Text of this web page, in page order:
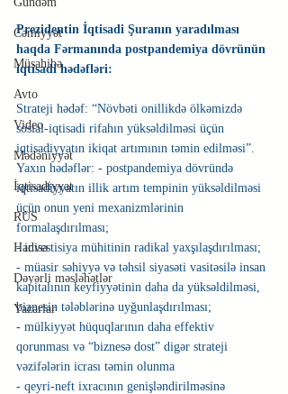
Cəmiyyət
Müsahibə
Avto
Video
Mədəniyyət
İqtisadiyyat
RUS
Hadisə
Dəyərli məsləhətlər
Yazarlar
Prezidentin İqtisadi Şuranın yaradılması
haqda Fərmanında postpandemiya dövrünün
iqtisadi hədəfləri:
Strateji hədəf: “Növbəti onillikdə ölkəmizdə
sosial-iqtisadi rifahın yüksəldilməsi üçün
iqtisadiyyatın ikiqat artımının təmin edilməsi”.
Yaxın hədəflər: - postpandemiya dövründə
iqtisadiyyatın illik artım tempinin yüksəldilməsi
üçün onun yeni mexanizmlərinin
formalaşdırılması;
- investisiya mühitinin radikal yaxşılaşdırılması;
- müasir səhiyyə və təhsil siyasəti vasitəsilə insan
kapitalının keyfiyyətinin daha da yüksəldilməsi,
biznesin tələblərinə uyğunlaşdırılması;
- mülkiyyət hüquqlarının daha effektiv
qorunması və “biznesə dost” digər strateji
vəzifələrin icrası təmin olunma
- qeyri-neft ixracının genişləndirilməsinə